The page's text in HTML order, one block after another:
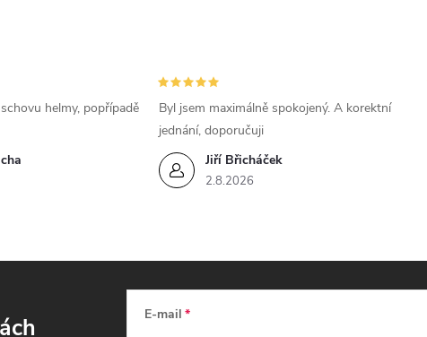
helmy, popřípadě
Jiří Břicháček
2.8.2026
Byl jsem maximálně spokojený. A korektní
jednání, doporučuji
E-mail